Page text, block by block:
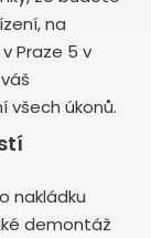
na
Praze 5 v
všech úkonů.
nakládku
demontáž